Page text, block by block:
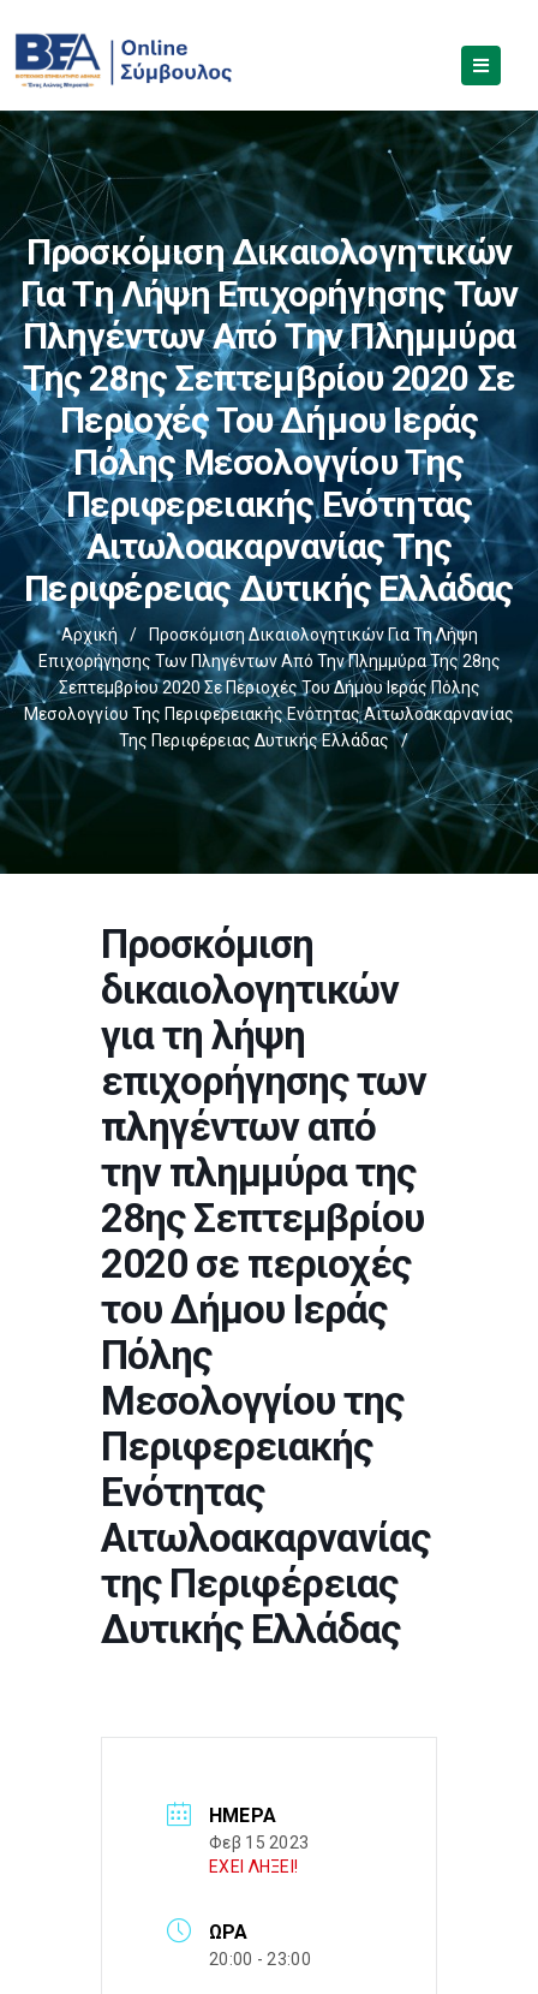
Προσκόμιση Δικαιολογητικών
Για Τη Λήψη Επιχορήγησης Των
Πληγέντων Από Την Πλημμύρα
Της 28ης Σεπτεμβρίου 2020 Σε
Περιοχές Του Δήμου Ιεράς
Πόλης Μεσολογγίου Της
Περιφερειακής Ενότητας
Αιτωλοακαρνανίας Της
Περιφέρειας Δυτικής Ελλάδας
Αρχική /
Προσκόμιση Δικαιολογητικών Για Τη Λήψη
Επιχορήγησης Των Πληγέντων Από Την Πλημμύρα Της 28ης
Σεπτεμβρίου 2020 Σε Περιοχές Του Δήμου Ιεράς Πόλης
Μεσολογγίου Της Περιφερειακής Ενότητας Αιτωλοακαρνανίας
Της Περιφέρειας Δυτικής Ελλάδας
/
Προσκόμιση
δικαιολογητικών
για τη λήψη
επιχορήγησης των
πληγέντων από
την πλημμύρα της
28ης Σεπτεμβρίου
2020 σε περιοχές
του Δήμου Ιεράς
Πόλης
Μεσολογγίου της
Περιφερειακής
Ενότητας
Αιτωλοακαρνανίας
της Περιφέρειας
Δυτικής Ελλάδας
ΗΜΈΡΑ
Φεβ 15 2023
ΕΧΕΙ ΛΗΞΕΙ!
ΏΡΑ
20:00 - 23:00